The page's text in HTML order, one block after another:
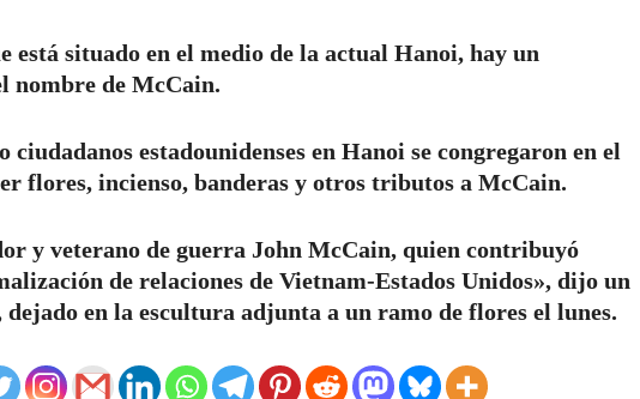
está situado en el medio de la actual Hanoi, hay un
nombre de McCain.
ciudadanos estadounidenses en Hanoi se congregaron en el
flores, incienso, banderas y otros tributos a McCain.
y veterano de guerra John McCain, quien contribuyó
de relaciones de Vietnam-Estados Unidos», dijo un
en la escultura adjunta a un ramo de flores el lunes.